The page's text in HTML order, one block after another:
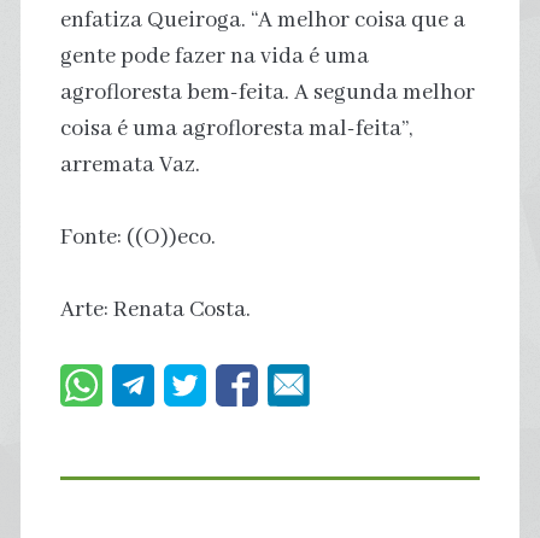
enfatiza Queiroga. “A melhor coisa que a
gente pode fazer na vida é uma
agrofloresta bem-feita. A segunda melhor
coisa é uma agrofloresta mal-feita”,
arremata Vaz.
Fonte: ((O))eco.
Arte: Renata Costa.